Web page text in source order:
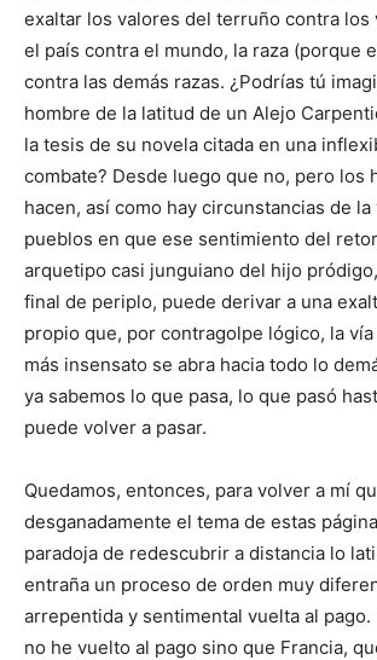
exaltar los valores del terruño contra los
el país contra el mundo, la raza (porque
contra las demás razas. ¿Podrías tú
hombre de la latitud de un Alejo
la tesis de su novela citada en una
combate? Desde luego que no, pero los
hacen, así como hay circunstancias de la
pueblos en que ese sentimiento del
arquetipo casi junguiano del hijo
final de periplo, puede derivar a una
propio que, por contragolpe lógico, la
más insensato se abra hacia todo lo
ya sabemos lo que pasa, lo que pasó
puede volver a pasar.
Quedamos, entonces, para volver a mí
desganadamente el tema de estas
paradoja de redescubrir a distancia lo
entraña un proceso de orden muy
arrepentida y sentimental vuelta al pago.
no he vuelto al pago sino que Francia,